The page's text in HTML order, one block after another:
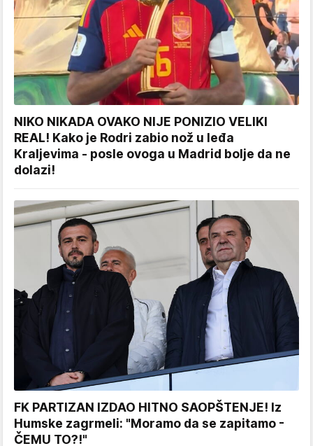
NIKO NIKADA OVAKO NIJE PONIZIO VELIKI
REAL! Kako je Rodri zabio nož u leđa
Kraljevima - posle ovoga u Madrid bolje da ne
dolazi!
FK PARTIZAN IZDAO HITNO SAOPŠTENJE! Iz
Humske zagrmeli: "Moramo da se zapitamo -
ČEMU TO?!"